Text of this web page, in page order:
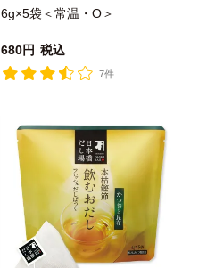
6g×5袋＜常温・O＞
680 税込
7件